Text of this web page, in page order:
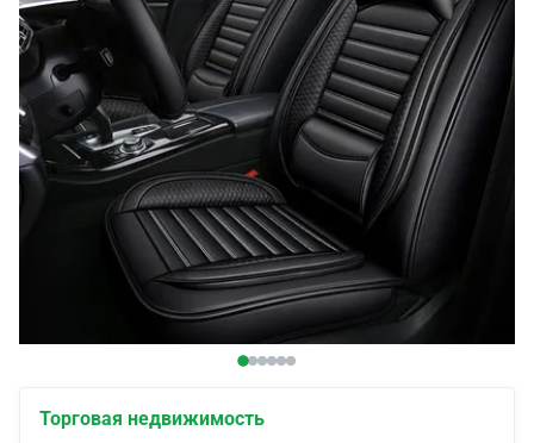
Покрытия для автомобилей
Автомобильные лифчики
Корни по заказу
Автомобильные оболочки
Палатки для автомобилей
Торговая недвижимость